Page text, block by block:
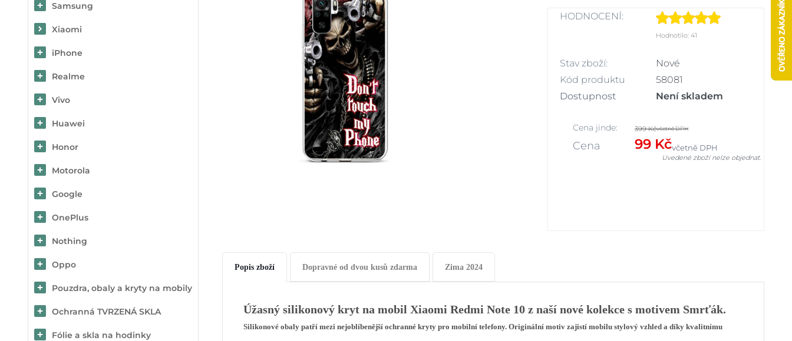
Samsung
Xiaomi
iPhone
Realme
Vivo
Huawei
Honor
Motorola
Google
OnePlus
Nothing
Oppo
Pouzdra, obaly a kryty na mobily
Ochranná TVRZENÁ SKLA
Fólie a skla na hodinky
HODNOCENÍ:
Hodnotilo: 41
Stav zboží:
Nové
Kód produktu
58081
Dostupnost
Není skladem
Cena jinde: 399 Kčvčetně DPH
Cena 99 Kčvčetně DPH
Uvedené zboží nelze objednat.
Popis zboží Dopravné od dvou kusů zdarma Zima 2024
Úžasný silikonový kryt na mobil Xiaomi Redmi Note 10 z naší nové kolekce s motivem Smrťák.
Silikonové obaly patří mezi nejoblíbenější ochranné kryty pro mobilní telefony. Originální motiv zajistí mobilu stylový vzhled a díky kvalitnímu